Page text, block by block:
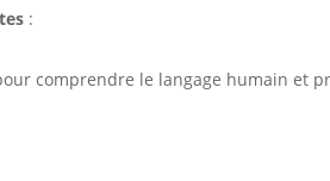
:
comprendre le langage humain et